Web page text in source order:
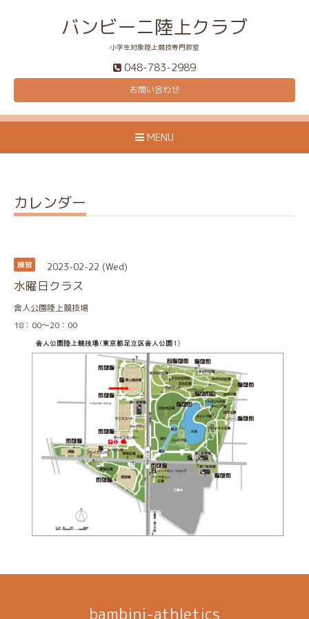
バンビーニ陸上クラブ
小学生対象陸上競技専門教室
048-783-2989
お問い合わせ
MENU
カレンダー
練習 2023-02-22 (Wed)
水曜日クラス
舎人公園陸上競技場
18：00～20：00
bambini-athletics